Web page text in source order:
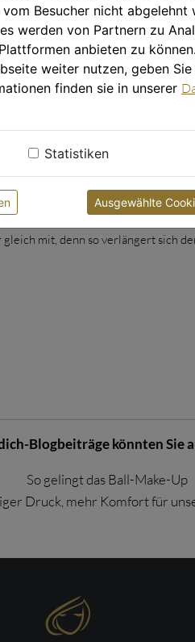
durch die Behandlung meiner
Kosmetikerin sehr. Meine
häufig Komplimente wie „Du
nur empfehlen. Sich eincremen
und dem fundierten Fachwissen
Entspannung
Das beginnt schon, wenn ich
Wochen eine
dem Besuch bei der
mit, denn so verlängert sich
Blogbeiträge könnten Sie
So gelingt das Ball-Make-Up
Druck, mehr Komfort für

Besucher nicht
werden von Partnern zu
anbieten zu
weiter nutzen, geben
finden sie in unserer
Statistiken
Ausgewählte